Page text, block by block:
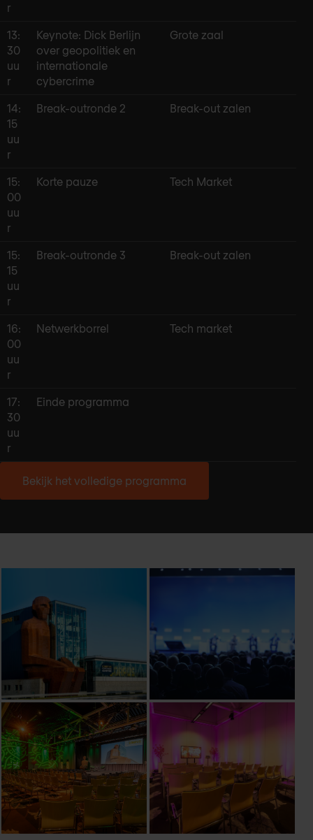
r
13:
30
uu
r
Keynote: Dick Berlijn
over geopolitiek en
internationale
cybercrime
Grote zaal
14:
15
uu
r
Break-outronde 2 Break-out zalen
15:
00
uu
r
Korte pauze Tech Market
15:
15
uu
r
Break-outronde 3 Break-out zalen
16:
00
uu
r
Netwerkborrel Tech market
17:
30
uu
r
Einde programma
Bekijk het volledige programma